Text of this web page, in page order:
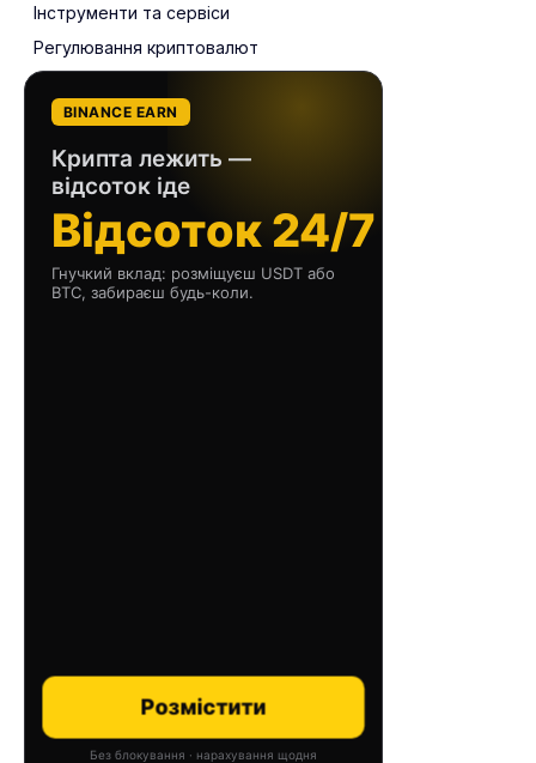
Інструменти та сервіси
Регулювання криптовалют
BINANCE EARN
Крипта лежить —
відсоток іде
Відсоток 24/7
Гнучкий вклад: розміщуєш USDT або
BTC, забираєш будь-коли.
Розмістити
Без блокування · нарахування щодня